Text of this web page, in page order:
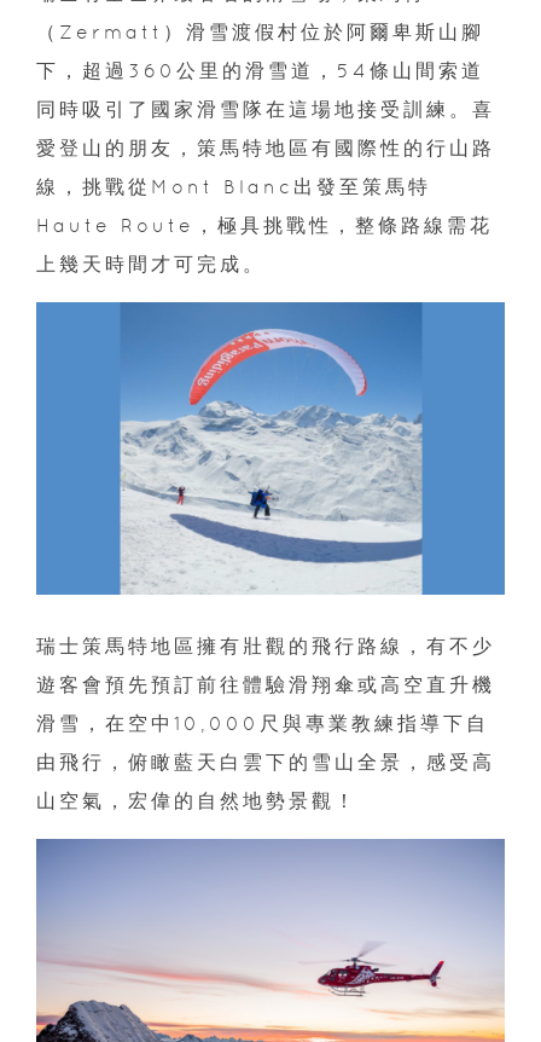
（Zermatt）滑雪渡假村位於阿爾卑斯山腳
下，超過360公里的滑雪道，54條山間索道
同時吸引了國家滑雪隊在這場地接受訓練。喜
愛登山的朋友，策馬特地區有國際性的行山路
線，挑戰從Mont Blanc出發至策馬特
Haute Route，極具挑戰性，整條路線需花
上幾天時間才可完成。
瑞士策馬特地區擁有壯觀的飛行路線，有不少
遊客會預先預訂前往體驗滑翔傘或高空直升機
滑雪，在空中10,000尺與專業教練指導下自
由飛行，俯瞰藍天白雲下的雪山全景，感受高
山空氣，宏偉的自然地勢景觀！